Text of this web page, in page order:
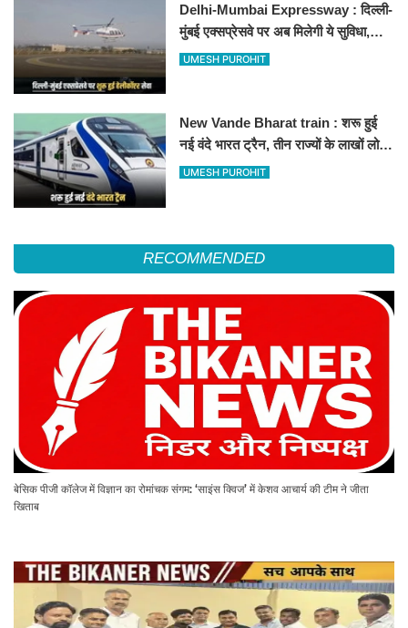
Delhi-Mumbai Expressway : दिल्ली-
मुंबई एक्सप्रेसवे पर अब मिलेगी ये सुविधा,
हेलीकॉप्टर सर्विस से तुरंत घायल पहुंचेगा
UMESH PUROHIT
New Vande Bharat train : शरू हुई
नई वंदे भारत ट्रैन, तीन राज्यों के लाखों लोगों
का सफर होगा आसान, देखें पूरा रूटमैप
UMESH PUROHIT
RECOMMENDED
बेसिक पीजी कॉलेज में विज्ञान का रोमांचक संगम: ‘साइंस क्विज’ में केशव आचार्य की टीम ने जीता
खिताब